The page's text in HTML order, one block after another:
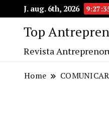
J. aug. 6th, 2026
Top
Revista
Home